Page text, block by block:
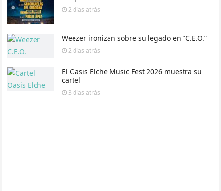
2 días atrás
Weezer ironizan sobre su legado en “C.E.O.”
2 días atrás
El Oasis Elche Music Fest 2026 muestra su
cartel
3 días atrás